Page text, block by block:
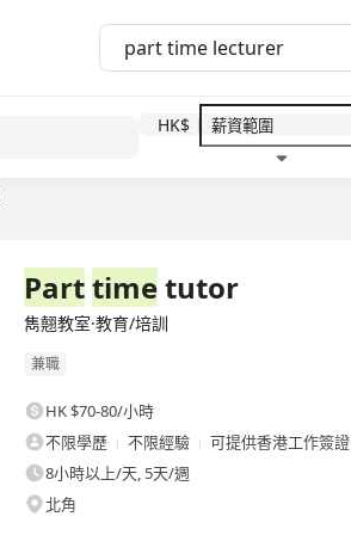
HK$
Parttimetutor
雋翹教室·教育/培訓
兼職
HK $70-80/小時
不限學歷
不限經驗
可提供香港工作簽證
8小時以上/天, 5天/週
北角